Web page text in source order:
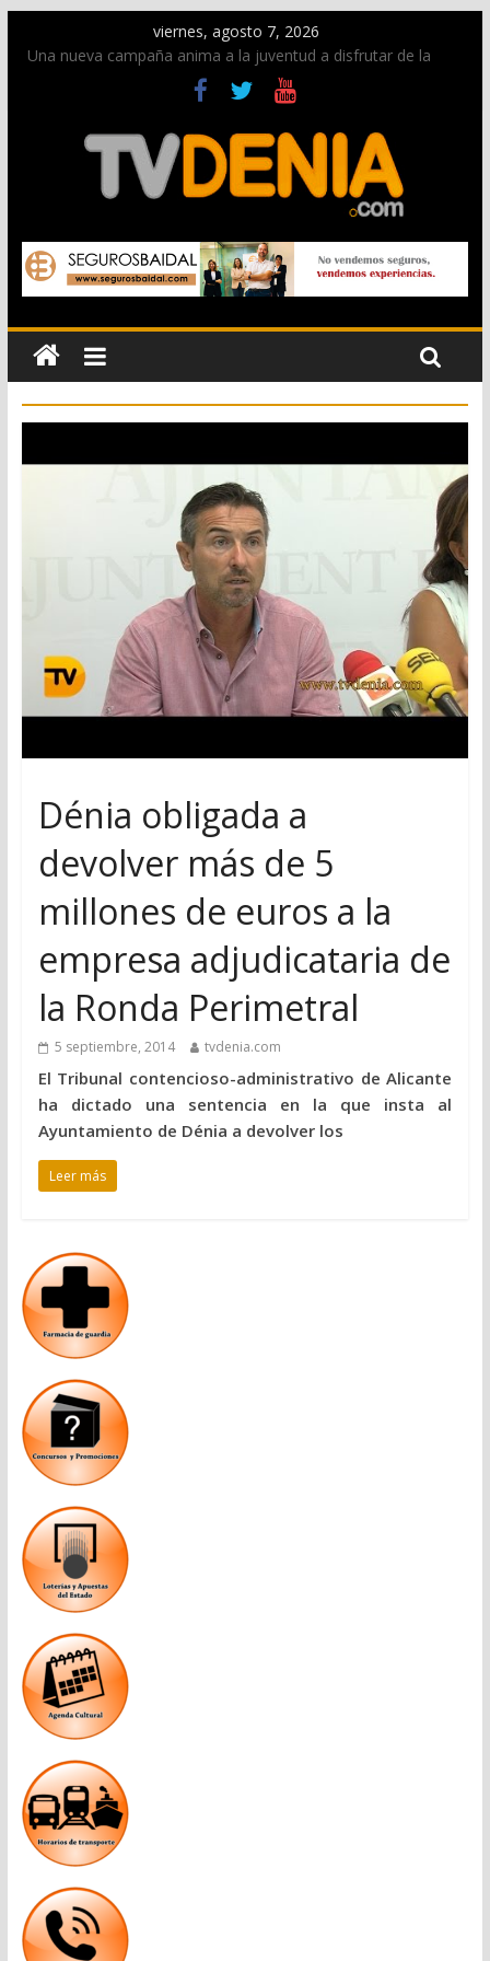
viernes, agosto 7, 2026
Una nueva campaña anima a la juventud a disfrutar de la
Paco Adsuar dona al Arxiu de Dénia más de 50.000 imágenes
de la memoria visual de la ciudad
La Entraeta Festera llena de ambiente la calle Marqués de
Campo con la recepción a la Capitanía Cristiana
El XII Festival de Jazz de Dénia reunirá durante agosto a
figuras nacionales e internacionales en los Jardins de
Torrecremada
Los Moros y Cristianos 2026 reciben las llaves de la ciudad y
dan inicio a las fiestas en Dénia
Dénia obligada a
devolver más de 5
millones de euros a la
empresa adjudicataria de
la Ronda Perimetral
5 septiembre, 2014 tvdenia.com
El Tribunal contencioso-administrativo de Alicante
ha dictado una sentencia en la que insta al
Ayuntamiento de Dénia a devolver los
Leer más